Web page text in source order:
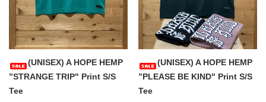
(UNISEX) A HOPE HEMP
”STRANGE TRIP" Print S/S
Tee
(UNISEX) A HOPE HEMP
”PLEASE BE KIND" Print S/S
Tee